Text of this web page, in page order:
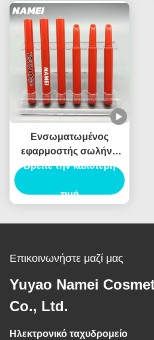
Ενσωματωμένος
εφαρμοστής σωλήνα
κραγιόν με
χωρητικότητα
Βρείτε την καλύτερη
τιμή
Επικοινωνήστε μαζί μας
Yuyao Namei
Co., Ltd.
Ηλεκτρονικό ταχυδρομείο